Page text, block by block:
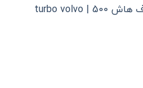
توربو شارژر ولوو اف هاش 500 | turbo volvo